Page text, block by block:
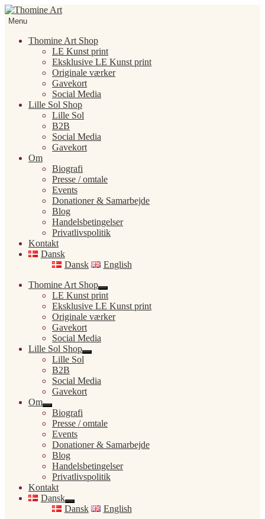
Spring
til
Spring
tilMenu
Thomine Art Shop
LE Kunst print
Eksklusive LE Kunst print
Originale værker
Gavekort
Social Media
Lille Sol Shop
Lille Sol
B2B
Social Media
Gavekort
Om
Biografi
Presse / omtale
Events
Donationer & Samarbejde
Blog
Handelsbetingelser
Privatlivspolitik
Kontakt
Dansk
Dansk
English
Thomine Art Shop
Udfold
undermenu
LE Kunst print
Eksklusive LE Kunst print
Originale værker
Gavekort
Social Media
Lille Sol Shop
Udfold
Lille Sol
B2B
Social Media
Gavekort
Om
Udfold
undermenu
Biografi
Presse / omtale
Events
Donationer & Samarbejde
Blog
Handelsbetingelser
Privatlivspolitik
Kontakt
Dansk
Udfold
undermenu
Dansk
English